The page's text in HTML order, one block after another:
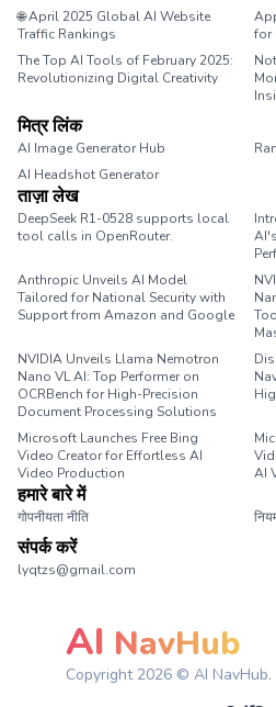
🌐 April 2025 Global AI Website
Traffic Rankings
for
The Top AI Tools of February 2025:
Revolutionizing Digital Creativity
मित्र लिंक
AI Image Generator Hub
AI Headshot Generator
ताज़ा लेख
DeepSeek R1-0528 supports local
tool calls in OpenRouter.
Anthropic Unveils AI Model
Tailored for National Security with
Support from Amazon and Google
NVIDIA Unveils Llama Nemotron
Nano VL AI: Top Performer on
OCRBench for High-Precision
Document Processing Solutions
Microsoft Launches Free Bing
Video Creator for Effortless AI
Video Production
AI
हमारे बारे में
गोपनीयता नीति
संपर्क करें
lyqtzs@gmail.com
AI NavHub
Copyright 2026© AI NavHub.